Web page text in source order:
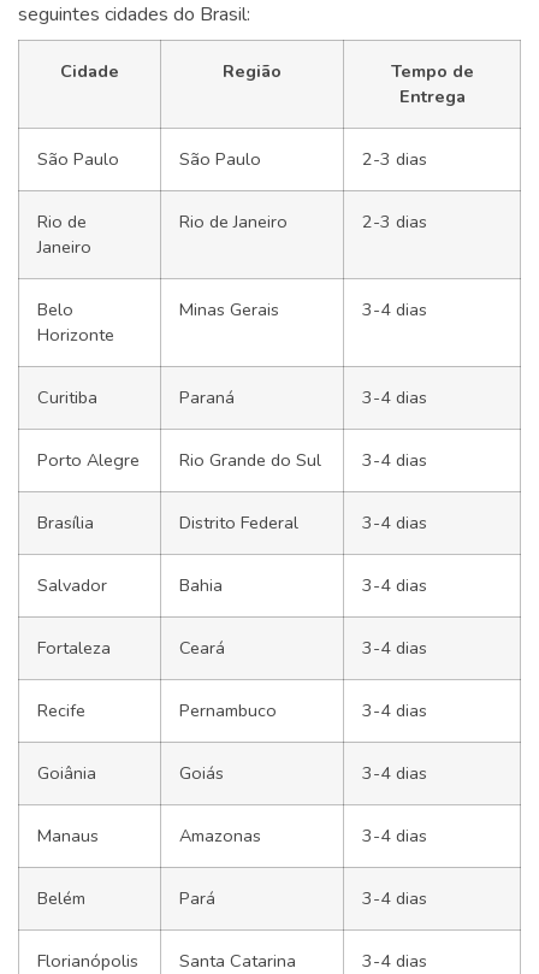
seguintes cidades do Brasil:
Cidade Região
Tempo de
Entrega
São Paulo São Paulo 2-3 dias
Rio de
Janeiro
Rio de Janeiro 2-3 dias
Belo
Horizonte
Minas Gerais 3-4 dias
Curitiba Paraná 3-4 dias
Porto Alegre Rio Grande do Sul 3-4 dias
Brasília Distrito Federal 3-4 dias
Salvador Bahia 3-4 dias
Fortaleza Ceará 3-4 dias
Recife Pernambuco 3-4 dias
Goiânia Goiás 3-4 dias
Manaus Amazonas 3-4 dias
Belém Pará 3-4 dias
Florianópolis Santa Catarina 3-4 dias